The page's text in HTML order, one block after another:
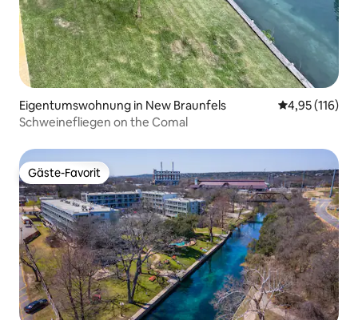
Eigentumswohnung in New Braunfels
4,95 (116)
Schweinefliegen on the Comal
Gäste-Favorit
Gäste-Favorit